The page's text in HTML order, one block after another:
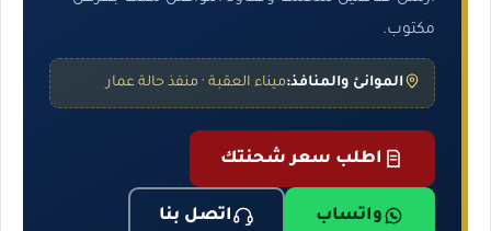
مكتوب.
الموانئ والمنافذ:ميناء العقبة · منفذ حالة عمار
اطلب سعر شحنتك
واتساب اتصل بنا